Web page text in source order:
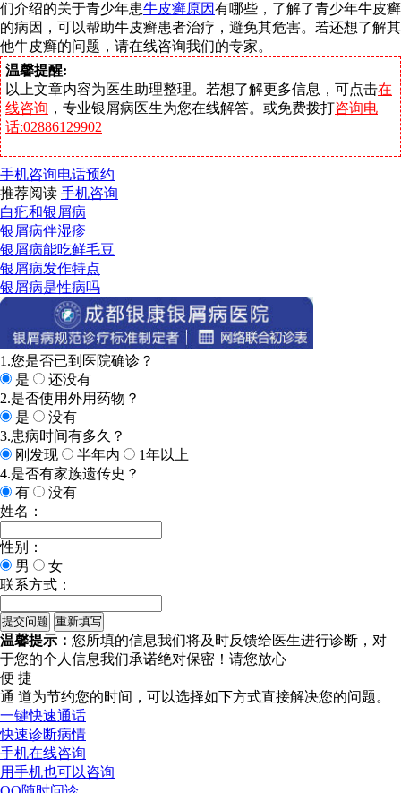
们介绍的关于青少年患牛皮癣原因有哪些，了解了青少年牛皮癣
的病因，可以帮助牛皮癣患者治疗，避免其危害。若还想了解其
他牛皮癣的问题，请在线咨询我们的专家。
温馨提醒:
以上文章内容为医生助理整理。若想了解更多信息，可点击在
线咨询 ，专业银屑病医生为您在线解答。或免费拨打咨询电
话:02886129902
手机咨询电话预约
推荐阅读 手机咨询
白疕和银屑病
银屑病伴湿疹
银屑病能吃鲜毛豆
银屑病发作特点
银屑病是性病吗
1.您是否已到医院确诊？
是
还没有
2.是否使用外用药物？
是
没有
3.患病时间有多久？
刚发现
半年内
1年以上
4.是否有家族遗传史？
有
没有
姓名：
性别：
男
女
联系方式：
温馨提示： 您所填的信息我们将及时反馈给医生进行诊断，对
于您的个人信息我们承诺绝对保密！请您放心
便 捷
通 道为节约您的时间，可以选择如下方式直接解决您的问题。
一键快速通话
快速诊断病情
手机在线咨询
用手机也可以咨询